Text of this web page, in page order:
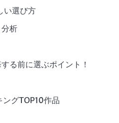
い選び方
析
る前に選ぶポイント！
ングTOP10作品